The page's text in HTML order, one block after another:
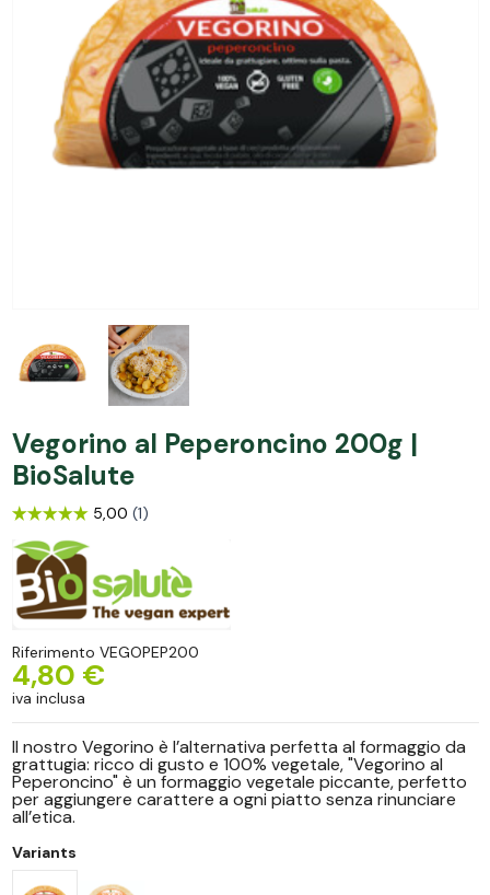
Vegorino al Peperoncino 200g |
BioSalute
Riferimento VEGOPEP200
4,80 €
iva inclusa
Il nostro Vegorino è l’alternativa perfetta al formaggio da
grattugia: ricco di gusto e 100% vegetale, "Vegorino al
Peperoncino" è un formaggio vegetale piccante, perfetto
per aggiungere carattere a ogni piatto senza rinunciare
all’etica.
Variants